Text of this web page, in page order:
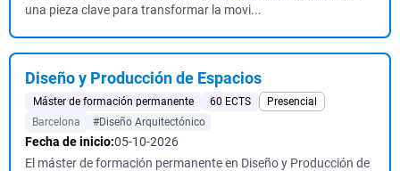
una pieza clave para transformar la movi...
Diseño y Producción de Espacios
Máster de formación permanente 60 ECTS
Presencial
Barcelona
#Diseño Arquitectónico
Fecha de inicio:05-10-2026
El máster de formación permanente en Diseño y Producción de